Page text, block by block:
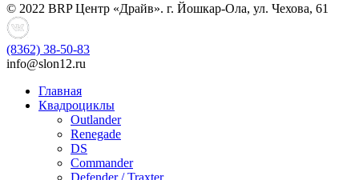
© 2022 BRP Центр «Драйв». г. Йошкар-Ола, ул. Чехова, 61
(8362) 38-50-83
info@slon12.ru
Главная
Квадроциклы
Outlander
Renegade
DS
Commander
Defender / Traxter